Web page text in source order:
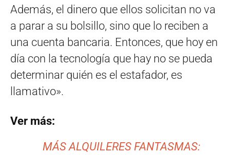
Además, el dinero que ellos solicitan no va
a parar a su bolsillo, sino que lo reciben a
una cuenta bancaria. Entonces, que hoy en
día con la tecnología que hay no se pueda
determinar quién es el estafador, es
llamativo».
Ver más:
MÁS ALQUILERES FANTASMAS: